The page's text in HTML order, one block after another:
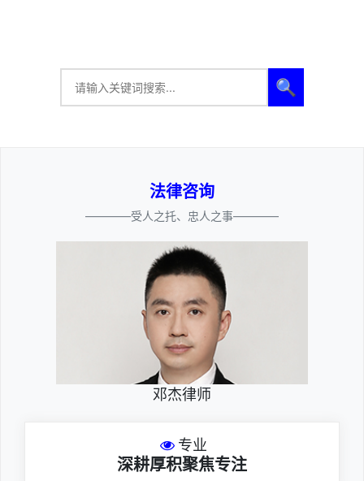
🔍
法律咨询
————受人之托、忠人之事————
邓杰律师
专业
深耕厚积聚焦专注